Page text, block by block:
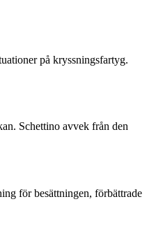
på kryssningsfartyg.
Schettino avvek från den
för besättningen, förbättrade